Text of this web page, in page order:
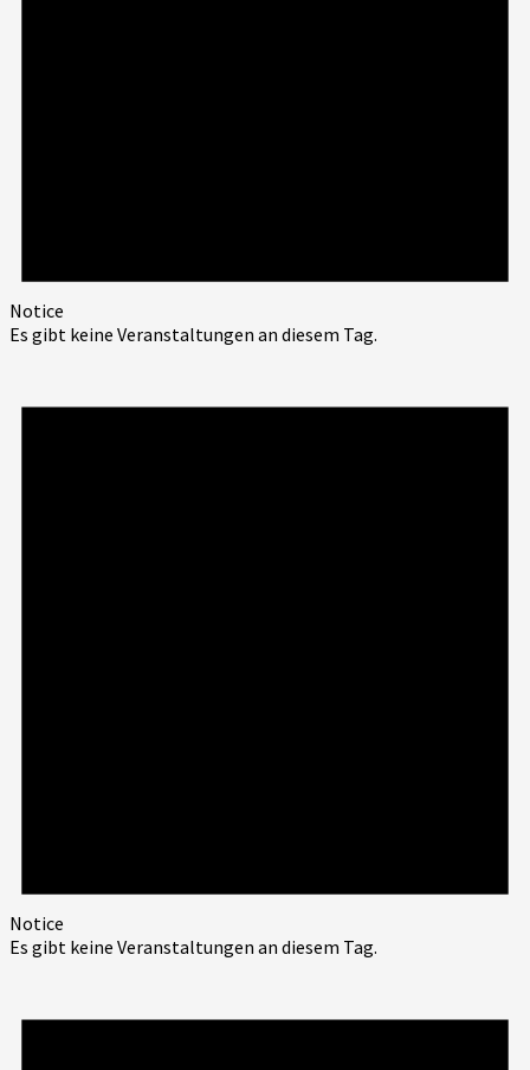
Notice
Es gibt keine Veranstaltungen an diesem Tag.
Notice
Es gibt keine Veranstaltungen an diesem Tag.